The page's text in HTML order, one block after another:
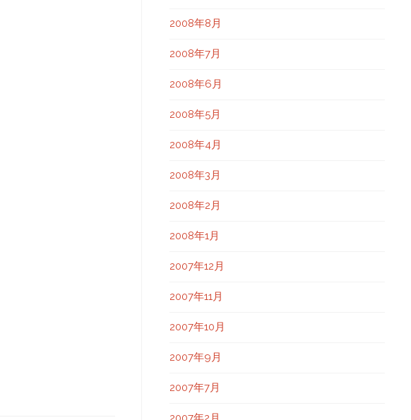
2008年8月
2008年7月
2008年6月
2008年5月
2008年4月
2008年3月
2008年2月
2008年1月
2007年12月
2007年11月
2007年10月
2007年9月
2007年7月